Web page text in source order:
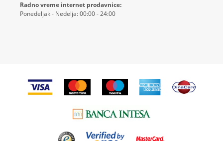
Radno vreme internet prodavnice:
Ponedeljak - Nedelja: 00:00 - 24:00